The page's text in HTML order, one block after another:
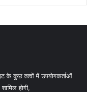
के कुछ तत्वों में उपयोगकर्ताओं
होगी,